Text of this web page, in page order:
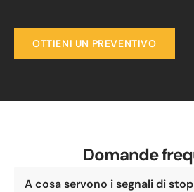
OTTIENI UN PREVENTIVO
Domande
A cosa servono i segnali di